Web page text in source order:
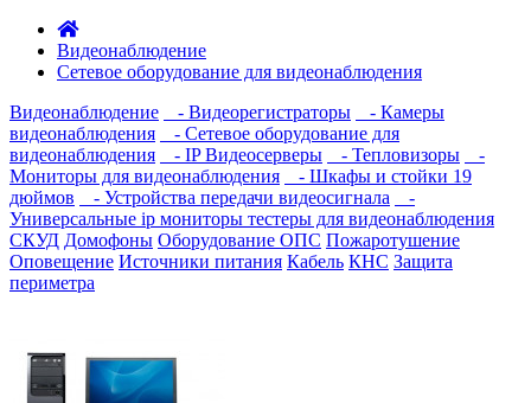
Видеонаблюдение
Сетевое оборудование для видеонаблюдения
Видеонаблюдение
- Видеорегистраторы
- Камеры
видеонаблюдения
- Сетевое оборудование для
видеонаблюдения
- IP Видеосерверы - Тепловизоры
-
Мониторы для видеонаблюдения
- Шкафы и стойки 19
дюймов
- Устройства передачи видеосигнала
-
Универсальные ip мониторы тестеры для видеонаблюдения
СКУД Домофоны Оборудование ОПС Пожаротушение
Оповещение Источники питания Кабель КНС Защита
периметра